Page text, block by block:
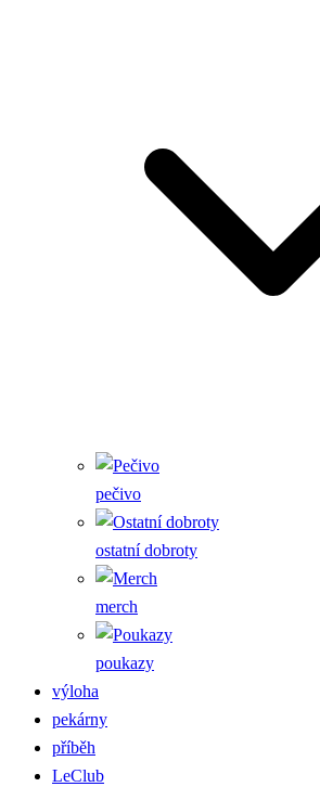
pečivo
ostatní dobroty
merch
poukazy
výloha
pekárny
příběh
LeClub